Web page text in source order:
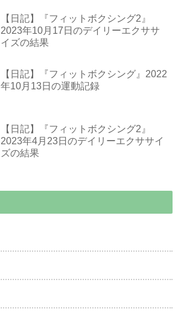
【日記】『フィットボクシング2』
2023年10月17日のデイリーエクササ
イズの結果
【日記】『フィットボクシング』2022
年10月13日の運動記録
【日記】『フィットボクシング2』
2023年4月23日のデイリーエクササイ
ズの結果